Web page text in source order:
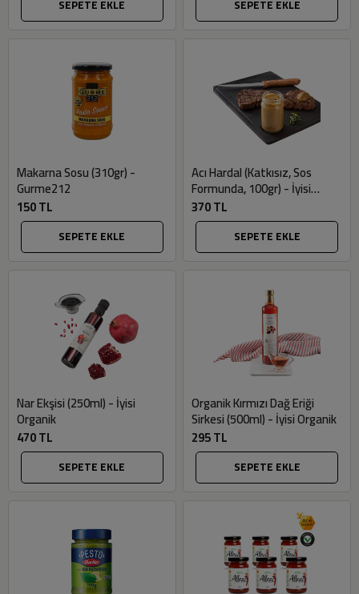
SEPETE EKLE SEPETE EKLE
Makarna Sosu (310gr) -
Gurme212
150 TL
SEPETE EKLE
Acı Hardal (Katkısız, Sos
Formunda, 100gr) - İyisi
Organik
370 TL
SEPETE EKLE
Nar Ekşisi (250ml) - İyisi
Organik
470 TL
SEPETE EKLE
Organik Kırmızı Dağ Eriği
Sirkesi (500ml) - İyisi Organik
295 TL
SEPETE EKLE